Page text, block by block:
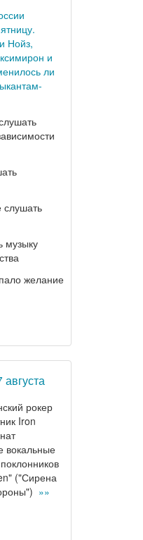
Нойз,
и
ли
музыку
желание
августа
рокер
Iron
вокальные
("Сирена
»»